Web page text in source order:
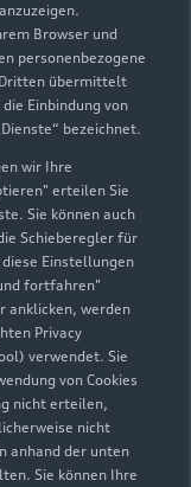
Browser und
personenbezogene
Dritten übermittelt
Einbindung von
bezeichnet.
wir Ihre
erteilen Sie
Sie können auch
Schieberegler für
Einstellungen
fortfahren"
anklicken, werden
Privacy
verwendet. Sie
von Cookies
nicht erteilen,
nicht
anhand der unten
Sie können Ihre
08:00
07:30